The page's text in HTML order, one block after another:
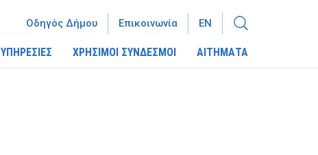
ΥΠΗΡΕΣΙΕΣ ΧΡΗΣΙΜΟΙ ΣΥΝΔΕΣΜΟΙ ΑΙΤΗΜΑΤΑ
Οδηγός Δήμου Επικοινωνία EN